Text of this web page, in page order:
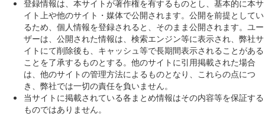
登録情報は、本サイトが著作権を有するものとし、基本的に本サ
イト上や他のサイト・媒体で公開されます。公開を前提としてい
るため、個人情報を登録されると、そのまま公開されます。ユー
ザーは、公開された情報は、検索エンジン等に表示され、弊社サ
イトにて削除後も、キャッシュ等で長期間表示されることがある
ことを了承するものとする。他のサイトに引用掲載された場合
は、他のサイトの管理方法によるものとなり、これらの点につ
き、弊社では一切の責任を負いません。
当サイトに掲載されている各まとめ情報はその内容等を保証する
ものではありません。